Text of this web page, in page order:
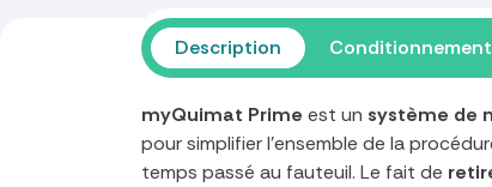
Description Conditionnement
myQuimat Prime est un système de
pour simplifier l'ensemble de la
temps passé au fauteuil. Le fait de